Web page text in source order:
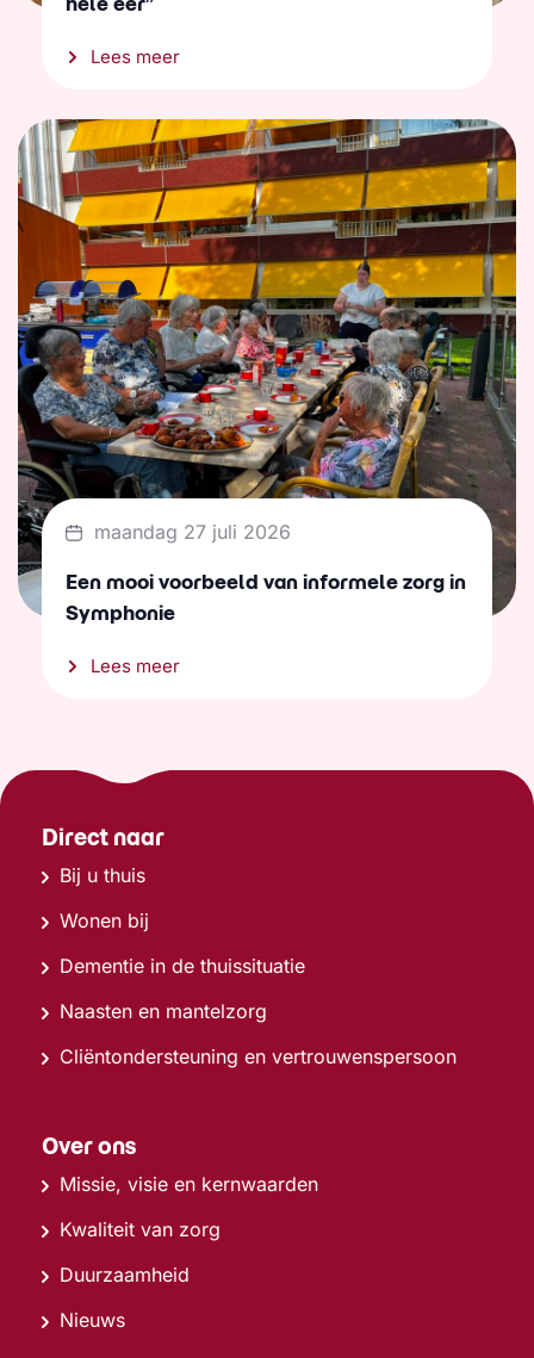
Lees meer
maandag 27 juli 2026
Een mooi voorbeeld van informele zorg in
Symphonie
Lees meer
Direct naar
Bij u thuis
Wonen bij
Dementie in de thuissituatie
Naasten en mantelzorg
Cliëntondersteuning en vertrouwenspersoon
Over ons
Missie, visie en kernwaarden
Kwaliteit van zorg
Duurzaamheid
Nieuws